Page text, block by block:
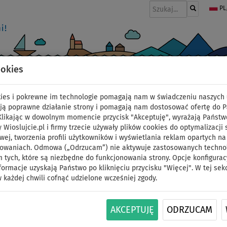
i pokrewne im technologie pomagają nam w świadczeniu naszych
poprawne działanie strony i pomagają nam dostosować ofertę do
w dowolnym momencie przycisk "Akceptuję", wyrażają
Wioslujcie.pl i firmy trzecie używały plików cookies do optymalizacji
tworzenia profili użytkowników i wyświetlania reklam opartych na
Odmowa („Odrzucam”) nie aktywuje zastosowanych
tych, które są niezbędne do funkcjonowania strony. Opcje
uzyskają Państwo po kliknięciu przycisku "Więcej". W tej
każdej chwili cofnąć udzielone wcześniej zgody.
AKCEPTUJĘ ODRZUCAM
Deska SUP
pompowany
karbonowym -
260 l
DO
DARMOWA
ID: 12351392063